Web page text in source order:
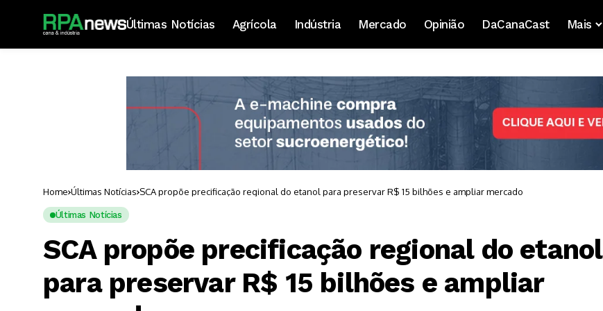
Últimas Notícias Agrícola Indústria Mercado Opinião DaCanaCast Mais
Home Últimas Notícias SCA propõe precificação regional do etanol para preservar R$ 15 bilhões e ampliar mercado
Últimas Notícias
SCA propõe precificação regional do etanol
para preservar R$ 15 bilhões e ampliar